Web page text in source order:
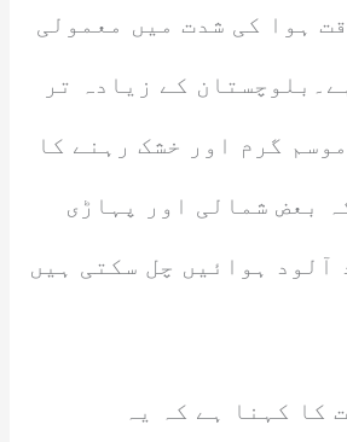
ہوا کی شدت میں معمولی
کے زیادہ تر
موسم گرم اور خشک رہنے کا
بعض شمالی اور پہاڑی
آلود ہوائیں چل سکتی ہیں
کا کہنا ہے کہ یہ